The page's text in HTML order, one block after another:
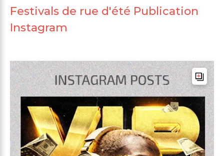
Festivals de rue d'été Publication
Instagram